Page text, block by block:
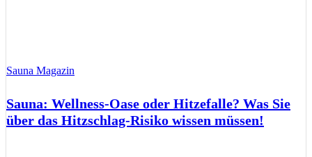
Sauna Magazin
Sauna: Wellness-Oase oder Hitzefalle? Was Sie
über das Hitzschlag-Risiko wissen müssen!